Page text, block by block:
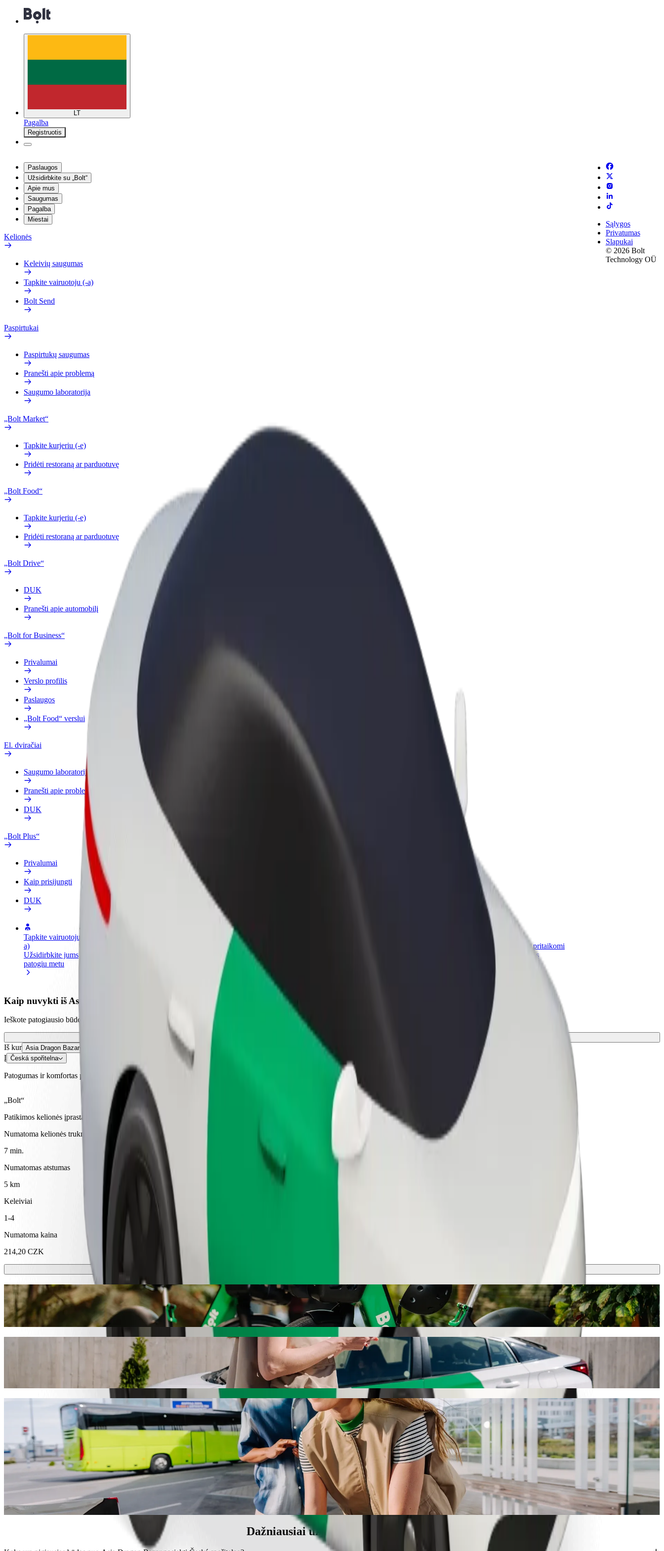
LT
Pagalba
Registruotis
Paslaugos
Užsidirbkite su „Bolt“
Apie mus
Saugumas
Pagalba
Miestai
Kelionės
Keleivių saugumas
Tapkite vairuotoju (-a)
Bolt Send
Paspirtukai
Paspirtukų saugumas
Pranešti apie problemą
Saugumo laboratorija
„Bolt Market“
Tapkite kurjeriu (-e)
Pridėti restoraną ar parduotuvę
„Bolt Food“
Tapkite kurjeriu (-e)
Pridėti restoraną ar parduotuvę
„Bolt Drive“
DUK
Pranešti apie automobilį
„Bolt for Business“
Privalumai
Verslo profilis
Paslaugos
„Bolt Food“ verslui
El. dviračiai
Saugumo laboratorija
Pranešti apie problemą
DUK
„Bolt Plus“
Privalumai
Kaip prisijungti
DUK
Tapkite vairuotoju (-
a)
Užsidirbkite jums
patogiu metu
Pridėti restoraną ar
parduotuvę
Pritraukite daugiau klientų ir
padidinkite pelną
„Bolt for Business“
Atskirų įmonių poreikiams pritaikomi
„Bolt“ produktai ir paslaugos
Sąlygos
Privatumas
Slapukai
© 2026 Bolt
Technology OÜ
Kaip nuvykti iš Asia Dragon Bazar į Česká spořitelna | „Bolt“
Ieškote patogiausio būdo nukeliauti iš Asia Dragon Bazar į Česká spořitelna? Peržiūrėkite mūsų teikiamas paslaugas ir išsirinkite tinkamiausias jūsų kelionei.
Atsisiųsti programėlę
Iš kur Asia Dragon Bazar
Į Česká spořitelna
Patogumas ir komfortas pasiekiami vos keliais spustelėjimais!
„Bolt“
Patikimos kelionės įprastais vidutinio dydžio automobiliais
Numatoma kelionės trukmė
7 min.
Numatomas atstumas
5 km
Keleiviai
1-4
Numatoma kaina
214,20 CZK
Paspirtukai ir el. dviračiai
Mieste keliaukite paspirtuku arba el. dviračiu
Atsisiųsti programėlę „Bolt“
Nuo Asia Dragon Bazar iki Česká spořitelna keliaukite su „Bolt“
Norite pasiekti Česká spořitelna už geresnę kainą? Rinkitės „Bolt“ pavėžėjimo paslaugas. Su „Bolt“ kelionė truks apie 7 min. ir kainuos maždaug 214,20 CZK CZK. Kad ir kokia proga bebūtų, rasime jums
tinkamiausią transporto priemonę.
„Bolt“ paslaugos kelionei iš Asia Dragon Bazar į Česká spořitelna
Daug bagažo? Rinkitės „XL“ kategoriją – joje telpa iki 6 keleivių.
Norite atvykti stilingai? Išbandykite „Bolt“ premium automobilius.
Keliausite su vaikais? Išsikvieskite automobilį, kuriame bus paaukštinimas vaikui.
Keliausite su augintiniais? Išbandykite keliones, skirtas augintiniams.
Reikia papildomos pagalbos? Kategorijoje „Assist“ rasite transporto priemonių, pritaikytų vežimėliui (Pritaikyta vežimėliui).
Nebrangios kelionės? Rinkitės kompaktišką „Bolt Basic“ automobilį – kainuos mažiau.
Atsisiųsti programėlę „Bolt“
Dažniausiai užduodami klausimai